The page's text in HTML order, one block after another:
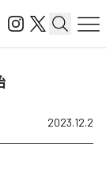
2023.12.2